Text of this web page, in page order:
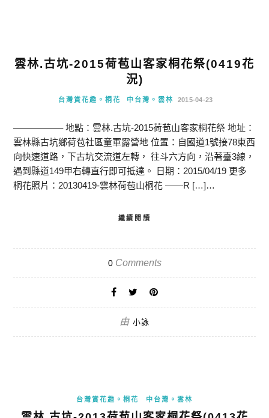
雲林.古坑-2015荷苞山客家桐花祭(0419花
況)
台灣賞花趣。桐花 中台灣。雲林 2015-04-23
—————– 地點：雲林.古坑-2015荷苞山客家桐花祭 地址：
雲林縣古坑鄉荷苞社區童軍露營地 位置：自國道1號接78東西
向快速道路，下古坑交流道左轉， 往斗六方向，沿著臺3線，
遇到縣道149甲右轉直行即可抵達。 日期：2015/04/19 更多
桐花照片：20130419-雲林荷苞山桐花 ——R […]…
繼續閱讀
0Comments
由 小詠
台灣賞花趣。桐花 中台灣。雲林